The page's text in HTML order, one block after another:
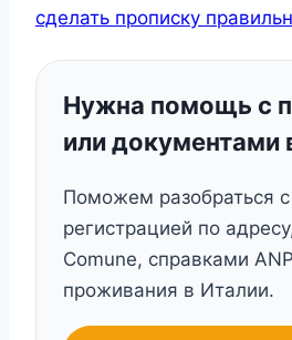
сделать прописку
Нужна помощь с
или документами
Поможем разобраться
регистрацией по
Comune, справками
проживания в Италии.